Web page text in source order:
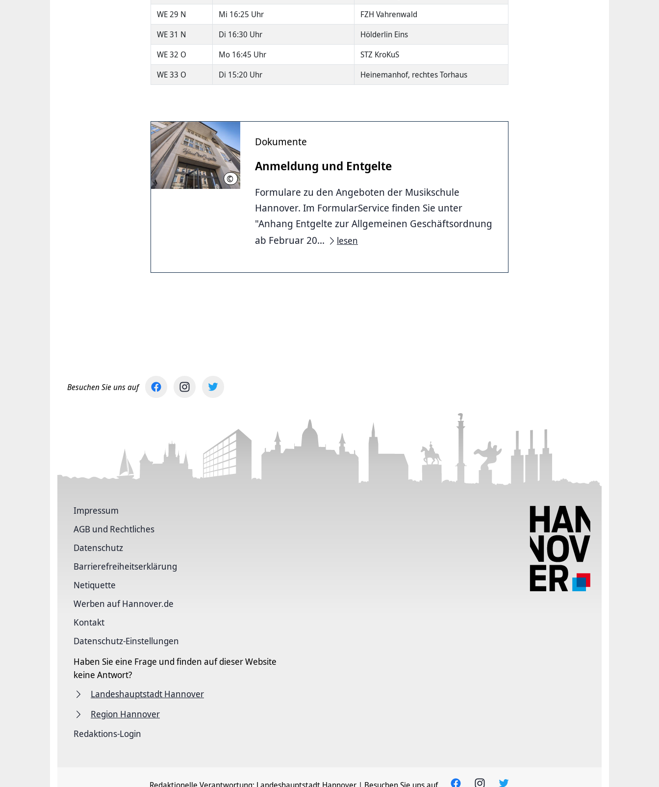
WE 29 N
Mi 16:25 Uhr
FZH Vahrenwald
WE 31 N
Di 16:30 Uhr
Hölderlin Eins
WE 32 O
Mo 16:45 Uhr
STZ KroKuS
WE 33 O
Di 15:20 Uhr Heinemanhof, rechtes Torhaus
© Helge Krückeberg
Dokumente
Anmeldung und Entgelte
Formulare zu den Angeboten der Musikschule
Hannover. Im FormularService finden Sie unter
"Anhang Entgelte zur Allgemeinen Geschäftsordnung
ab Februar 20...
lesen
Besuchen Sie uns auf
Impressum
AGB und Rechtliches
Datenschutz
Barriere­freiheits­erklärung
Netiquette
Werben auf Hannover.de
Kontakt
Datenschutz-Einstellungen
Haben Sie eine Frage und finden auf dieser Website
keine Antwort?
Landeshauptstadt Hannover
Region Hannover
Redaktions-Login